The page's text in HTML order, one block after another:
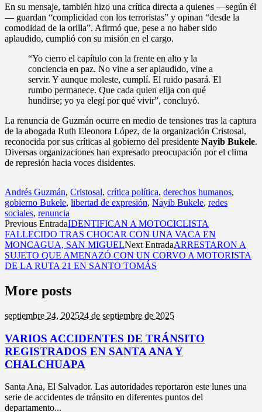
En su mensaje, también hizo una crítica directa a quienes —según él
— guardan “complicidad con los terroristas” y opinan “desde la
comodidad de la orilla”. Afirmó que, pese a no haber sido
aplaudido, cumplió con su misión en el cargo.
“Yo cierro el capítulo con la frente en alto y la
conciencia en paz. No vine a ser aplaudido, vine a
servir. Y aunque moleste, cumplí. El ruido pasará. El
rumbo permanece. Que cada quien elija con qué
hundirse; yo ya elegí por qué vivir”, concluyó.
La renuncia de Guzmán ocurre en medio de tensiones tras la captura
de la abogada Ruth Eleonora López, de la organización Cristosal,
reconocida por sus críticas al gobierno del presidente Nayib Bukele.
Diversas organizaciones han expresado preocupación por el clima
de represión hacia voces disidentes.
Andrés Guzmán, Cristosal, crítica política, derechos humanos,
gobierno Bukele, libertad de expresión, Nayib Bukele, redes
sociales, renuncia
Previous EntradaIDENTIFICAN A MOTOCICLISTA
FALLECIDO TRAS CHOCAR CON UNA VACA EN
MONCAGUA, SAN MIGUELNext EntradaARRESTARON A
SUJETO QUE AMENAZÓ CON UN CORVO A MOTORISTA
DE LA RUTA 21 EN SANTO TOMÁS
More posts
septiembre 24, 202524 de septiembre de 2025
VARIOS ACCIDENTES DE TRÁNSITO
REGISTRADOS EN SANTA ANA Y
CHALCHUAPA
Santa Ana, El Salvador. Las autoridades reportaron este lunes una
serie de accidentes de tránsito en diferentes puntos del
departamento...